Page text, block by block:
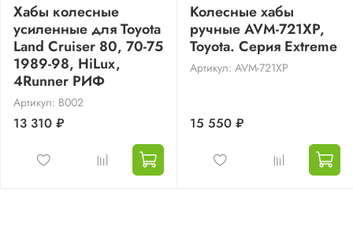
Хабы колесные
усиленные для Toyota
Land Cruiser 80, 70-75
1989-98, HiLux,
4Runner РИФ
Артикул: B002
13 310 ₽
Колесные хабы
ручные AVM-721XP,
Toyota. Серия Extreme
Артикул: AVM-721XP
15 550 ₽